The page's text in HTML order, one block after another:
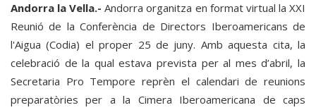
Andorra la Vella.- Andorra organitza en format virtual la XXI
Reunió de la Conferència de Directors Iberoamericans de
l'Aigua (Codia) el proper 25 de juny. Amb aquesta cita, la
celebració de la qual estava prevista per al mes d’abril, la
Secretaria Pro Tempore reprèn el calendari de reunions
preparatòries per a la Cimera Iberoamericana de caps